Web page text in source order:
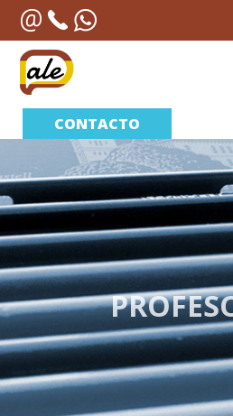
CONTACTO